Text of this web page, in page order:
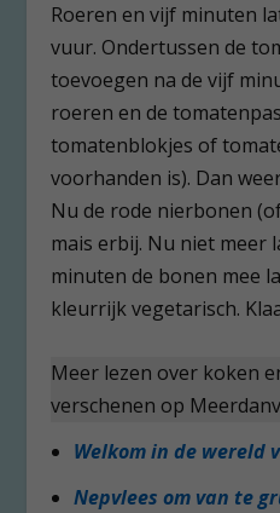
Roeren en vijf minuten
vuur. Ondertussen de
toevoegen na de vijf
roeren en de
tomatenblokjes of
voorhanden is). Dan
Nu de rode nierbonen
mais erbij. Nu niet meer
minuten de bonen mee
kleurrijk vegetarisch.
Meer lezen over koken
verschenen op
Welkom in de wereld
Nepvlees om van te